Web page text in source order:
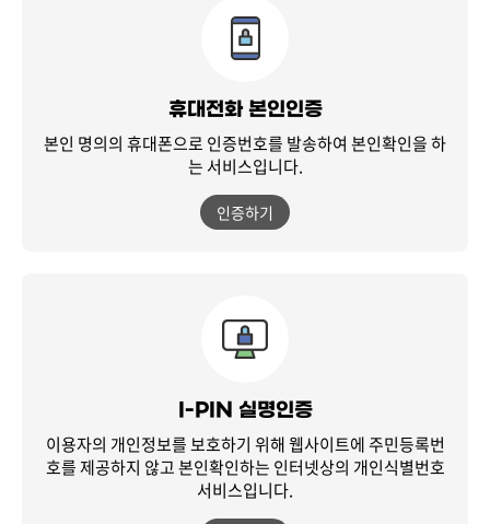
휴대전화 본인인증
본인 명의의 휴대폰으로 인증번호를 발송하여 본인확인을 하
는 서비스입니다.
인증하기
I-PIN 실명인증
이용자의 개인정보를 보호하기 위해 웹사이트에 주민등록번
호를 제공하지 않고본인확인하는 인터넷상의 개인식별번호
서비스입니다.